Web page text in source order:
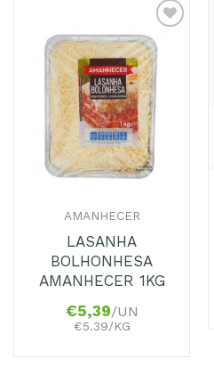
Adicionar
aos
Favoritos
AMANHECER
LASANHA
BOLHONHESA
AMANHECER 1KG
€5,39/UN
€5.39/KG